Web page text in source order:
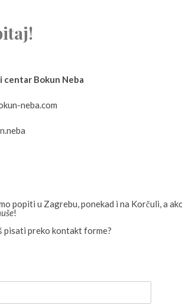
centar Bokun Neba
neba.com
popiti u Zagrebu, ponekad i na Korčuli, a
!
pisati preko kontakt forme?